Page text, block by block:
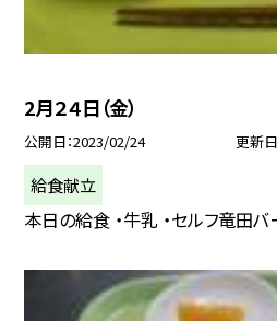
2月２４日（金）
公開日 2023/02/24 更新日
給食献立
本日の給食 ・牛乳 ・セルフ竜田